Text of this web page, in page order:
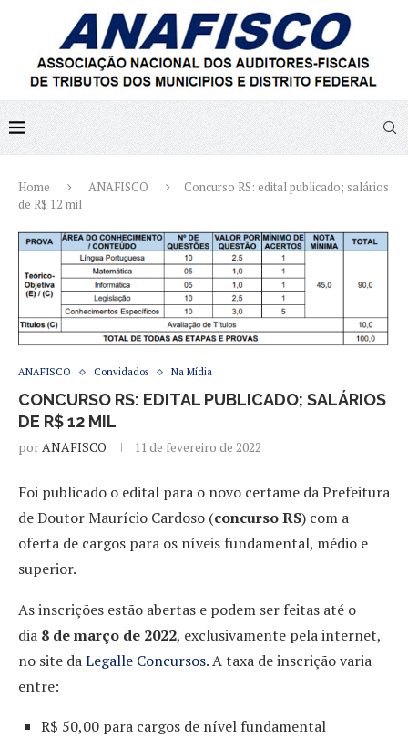
Home ANAFISCO
Concurso RS: edital publicado; salários
de R$ 12 mil
ANAFISCO Convidados Na Mídia
CONCURSO RS: EDITAL PUBLICADO; SALÁRIOS
DE R$ 12 MIL
porANAFISCO 11 de fevereiro de 2022
Foi publicado o edital para o novo certame da Prefeitura
de Doutor Maurício Cardoso (concurso RS) com a
oferta de cargos para os níveis fundamental, médio e
superior.
As inscrições estão abertas e podem ser feitas até o
dia 8 de março de 2022, exclusivamente pela internet,
no site daLegalle Concursos. A taxa de inscrição varia
entre:
R$ 50,00 para cargos de nível fundamental